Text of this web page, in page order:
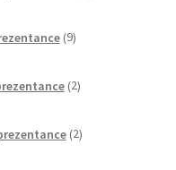
9izdelkov
2izdelka
2izdelka